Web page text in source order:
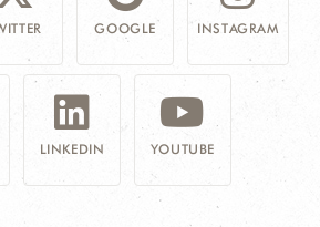
GOOGLE INSTAGRAM
LINKEDIN YOUTUBE